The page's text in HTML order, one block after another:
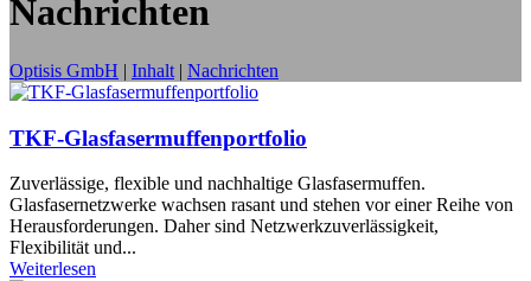
Nachrichten
Optisis GmbH | Inhalt | Nachrichten
TKF-Glasfasermuffenportfolio
Zuverlässige, flexible und nachhaltige Glasfasermuffen.
Glasfasernetzwerke wachsen rasant und stehen vor einer Reihe von
Herausforderungen. Daher sind Netzwerkzuverlässigkeit,
Flexibilität und...
Weiterlesen